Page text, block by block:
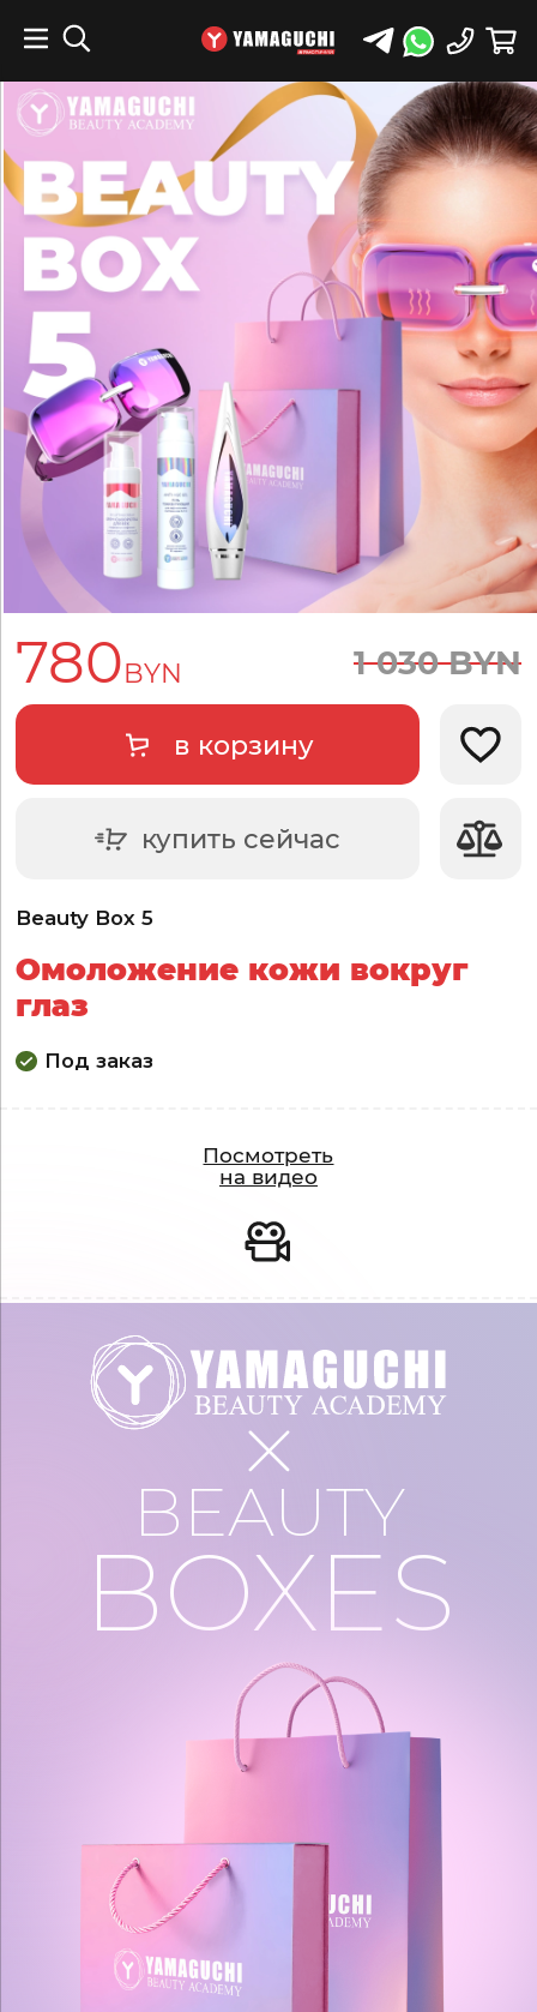
Beauty Box 5
Омоложение кожи вокруг
глаз
Под заказ
1 030BYN
780BYN
в корзину
купить сейчас
Посмотреть
на видео
Видео
BEAUTY
BOXES